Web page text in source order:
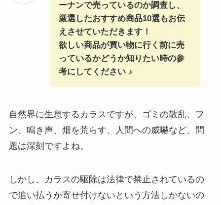
ーナンで売っているのか調査し、
厳選したおすすめ商品10選もお伝
えさせていただきます！
欲しい商品が買い物に行く前に売
っているかどうか知りたい時の参
考にしてください ♪
自然界に生息するカラスですが、ゴミの散乱、フ
ン、鳴き声、畑を荒らす、人間への威嚇など、問
題は深刻ですよね。
しかし、カラスの駆除は法律で禁止されているの
で追い払うか寄せ付けないという方法しかないの